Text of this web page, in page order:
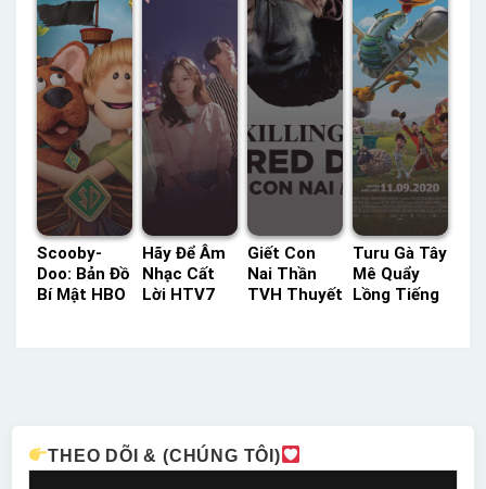
Scooby-
Doo: Bản Đồ
Bí Mật HBO
Hãy Để Âm
Nhạc Cất
Lời HTV7
Giết Con
Nai Thần
TVH Thuyết
Turu Gà Tây
Mê Quẩy
Lồng Tiếng
THEO DÕI & (CHÚNG TÔI)